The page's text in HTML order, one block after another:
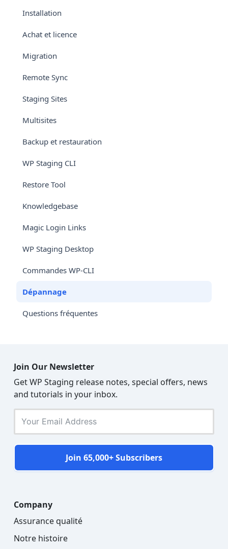
Installation
Achat et licence
Migration
Remote Sync
Staging Sites
Multisites
Backup et restauration
WP Staging CLI
Restore Tool
Knowledgebase
Magic Login Links
WP Staging Desktop
Commandes WP-CLI
Dépannage
Questions fréquentes
Join Our Newsletter
Get WP Staging release notes, special offers, news
and tutorials in your inbox.
Join 65,000+ Subscribers
Company
Assurance qualité
Notre histoire